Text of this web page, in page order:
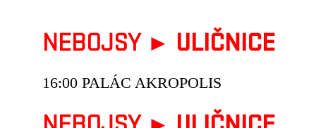
NEBOJSY ► ULIČNICE
16:00 PALÁC AKROPOLIS